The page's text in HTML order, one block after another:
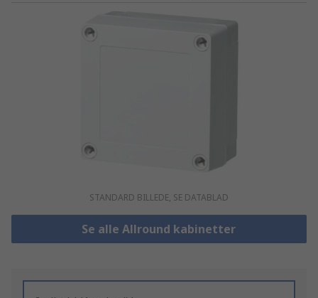
STANDARD BILLEDE, SE DATABLAD
Se alle Allround kabinetter